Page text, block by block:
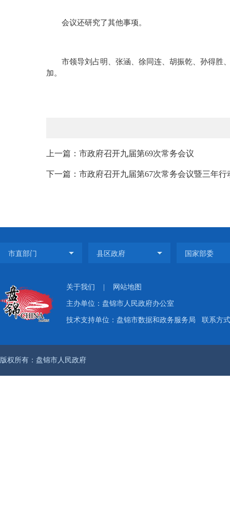
会议还研究了其他事项。
市领导刘占明、张涵、徐同连、胡振乾、孙得胜
加。
上一篇：市政府召开九届第69次常务会议
下一篇：市政府召开九届第67次常务会议暨三年
关于我们 网站地图
主办单位：盘锦市人民政府办公室
技术支持单位：盘锦市数据和政务服务局 联系方
版权所有：盘锦市人民政府